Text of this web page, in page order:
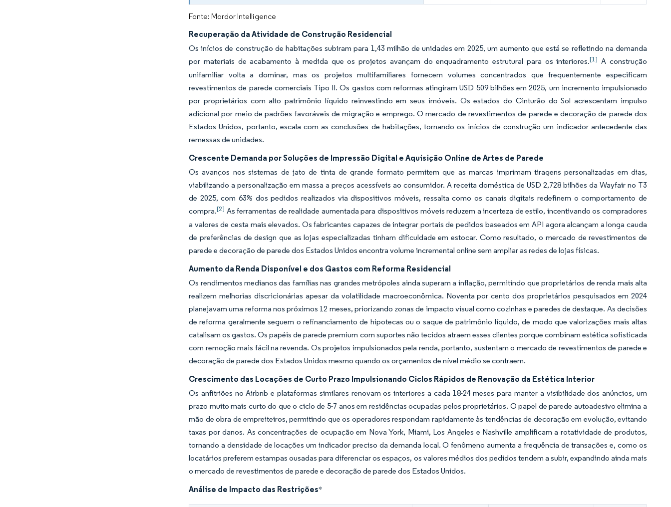
Fonte: Mordor Intelligence
Recuperação da Atividade de Construção Residencial
Os inícios de construção de habitações subiram para 1,43 milhão de unidades em 2025, um aumento que está se refletindo na demanda
por materiais de acabamento à medida que os projetos avançam do enquadramento estrutural para os interiores.[1] A construção
unifamiliar volta a dominar, mas os projetos multifamiliares fornecem volumes concentrados que frequentemente especificam
revestimentos de parede comerciais Tipo II. Os gastos com reformas atingiram USD 509 bilhões em 2025, um incremento impulsionado
por proprietários com alto patrimônio líquido reinvestindo em seus imóveis. Os estados do Cinturão do Sol acrescentam impulso
adicional por meio de padrões favoráveis de migração e emprego. O mercado de revestimentos de parede e decoração de parede dos
Estados Unidos, portanto, escala com as conclusões de habitações, tornando os inícios de construção um indicador antecedente das
remessas de unidades.
Crescente Demanda por Soluções de Impressão Digital e Aquisição Online de Artes de Parede
Os avanços nos sistemas de jato de tinta de grande formato permitem que as marcas imprimam tiragens personalizadas em dias,
viabilizando a personalização em massa a preços acessíveis ao consumidor. A receita doméstica de USD 2,728 bilhões da Wayfair no T3
de 2025, com 63% dos pedidos realizados via dispositivos móveis, ressalta como os canais digitais redefinem o comportamento de
compra.[2] As ferramentas de realidade aumentada para dispositivos móveis reduzem a incerteza de estilo, incentivando os compradores
a valores de cesta mais elevados. Os fabricantes capazes de integrar portais de pedidos baseados em API agora alcançam a longa cauda
de preferências de design que as lojas especializadas tinham dificuldade em estocar. Como resultado, o mercado de revestimentos de
parede e decoração de parede dos Estados Unidos encontra volume incremental online sem ampliar as redes de lojas físicas.
Aumento da Renda Disponível e dos Gastos com Reforma Residencial
Os rendimentos medianos das famílias nas grandes metrópoles ainda superam a inflação, permitindo que proprietários de renda mais alta
realizem melhorias discricionárias apesar da volatilidade macroeconômica. Noventa por cento dos proprietários pesquisados em 2024
planejavam uma reforma nos próximos 12 meses, priorizando zonas de impacto visual como cozinhas e paredes de destaque. As decisões
de reforma geralmente seguem o refinanciamento de hipotecas ou o saque de patrimônio líquido, de modo que valorizações mais altas
catalisam os gastos. Os papéis de parede premium com suportes não tecidos atraem esses clientes porque combinam estética sofisticada
com remoção mais fácil na revenda. Os projetos impulsionados pela renda, portanto, sustentam o mercado de revestimentos de parede e
decoração de parede dos Estados Unidos mesmo quando os orçamentos de nível médio se contraem.
Crescimento das Locações de Curto Prazo Impulsionando Ciclos Rápidos de Renovação da Estética Interior
Os anfitriões no Airbnb e plataformas similares renovam os interiores a cada 18-24 meses para manter a visibilidade dos anúncios, um
prazo muito mais curto do que o ciclo de 5-7 anos em residências ocupadas pelos proprietários. O papel de parede autoadesivo elimina a
mão de obra de empreiteiros, permitindo que os operadores respondam rapidamente às tendências de decoração em evolução, evitando
taxas por danos. As concentrações de ocupação em Nova York, Miami, Los Angeles e Nashville amplificam a rotatividade de produtos,
tornando a densidade de locações um indicador preciso da demanda local. O fenômeno aumenta a frequência de transações e, como os
locatários preferem estampas ousadas para diferenciar os espaços, os valores médios dos pedidos tendem a subir, expandindo ainda mais
o mercado de revestimentos de parede e decoração de parede dos Estados Unidos.
Análise de Impacto das Restrições*